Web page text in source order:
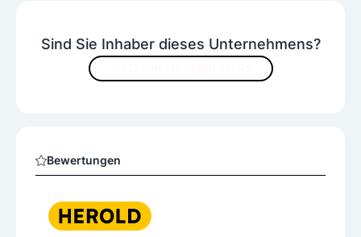
Sind Sie Inhaber dieses Unternehmens?
Bewertungen